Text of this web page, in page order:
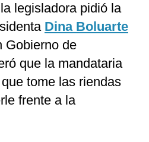
legisladora pidió la
Dina Boluarte
Gobierno de
que la mandataria
que tome las riendas
frente a la